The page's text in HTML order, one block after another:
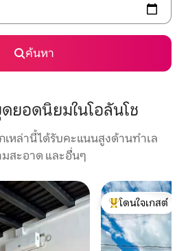
ค้นหา
ยอดนิยมในโอลันโช
หล่านี้ได้รับคะแนนสูงด้านทำเล
มสะอาด และอื่นๆ
โดนใจเกสต์ที่สุด
โดนใจเกสต์